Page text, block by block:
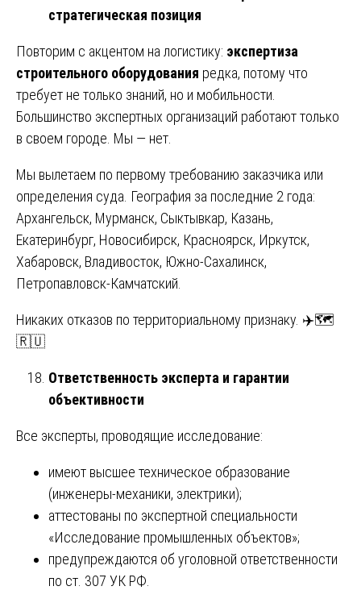
стратегическая позиция
Повторим с акцентом на логистику: экспертиза
строительного оборудования редка, потому что
требует не только знаний, но и мобильности.
Большинство экспертных организаций работают только
в своем городе. Мы — нет.
Мы вылетаем по первому требованию заказчика или
определения суда. География за последние 2 года:
Архангельск, Мурманск, Сыктывкар, Казань,
Екатеринбург, Новосибирск, Красноярск, Иркутск,
Хабаровск, Владивосток, Южно-Сахалинск,
Петропавловск-Камчатский.
Никаких отказов по территориальному признаку. ✈️🗺️
🇷🇺
Ответственность эксперта и гарантии
объективности
Все эксперты, проводящие исследование:
имеют высшее техническое образование
(инженеры-механики, электрики);
аттестованы по экспертной специальности
«Исследование промышленных объектов»;
предупреждаются об уголовной ответственности
по ст. 307 УК РФ.